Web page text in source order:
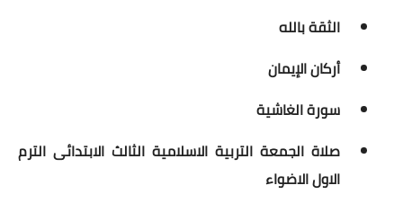
الثقة بالله
أركان الإيمان
سورة الغاشية
صلاة الجمعة التربية الاسلامية الثالث الابتدائى الترم
الاول الاضواء